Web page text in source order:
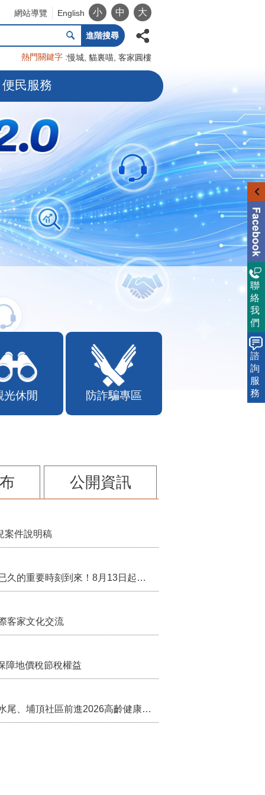
網站導覽 English 小 中 大
進階搜尋
熱門關鍵字 慢城 貓裏喵 客家圓樓
便民服務
光休閒 防詐騙專區
公開資訊
案件說明稿
行政院核定西拉雅族為平埔原住民族群 盼望已久的重要時刻到來！8月13日起受理民族成員名冊登記
客家文化交流
障地價稅節稅權益
苗栗農村綠色照顧成果登上全國舞台！ 後龍水尾、埔頂社區前進2026高齡健康產業博覽會
聯
絡
我
們
諮
詢
服
務